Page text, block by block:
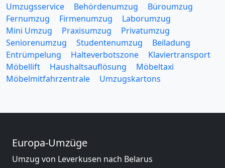
Umzugsservice Behördenumzug
Büroumzug
Fernumzug
Firmenumzug
Laborumzug
Mini Umzug
Praxisumzug
Privatumzug
Seniorenumzug
Studentenumzug
Beiladung
Entrümpelung
Halteverbotszone
Klaviertransport
Möbellift
Haushaltsauflösung
Möbeltaxi
Möbelmitfahrzentrale
Umzugskartons
Europa-Umzüge
Umzug von Leverkusen nach Belarus